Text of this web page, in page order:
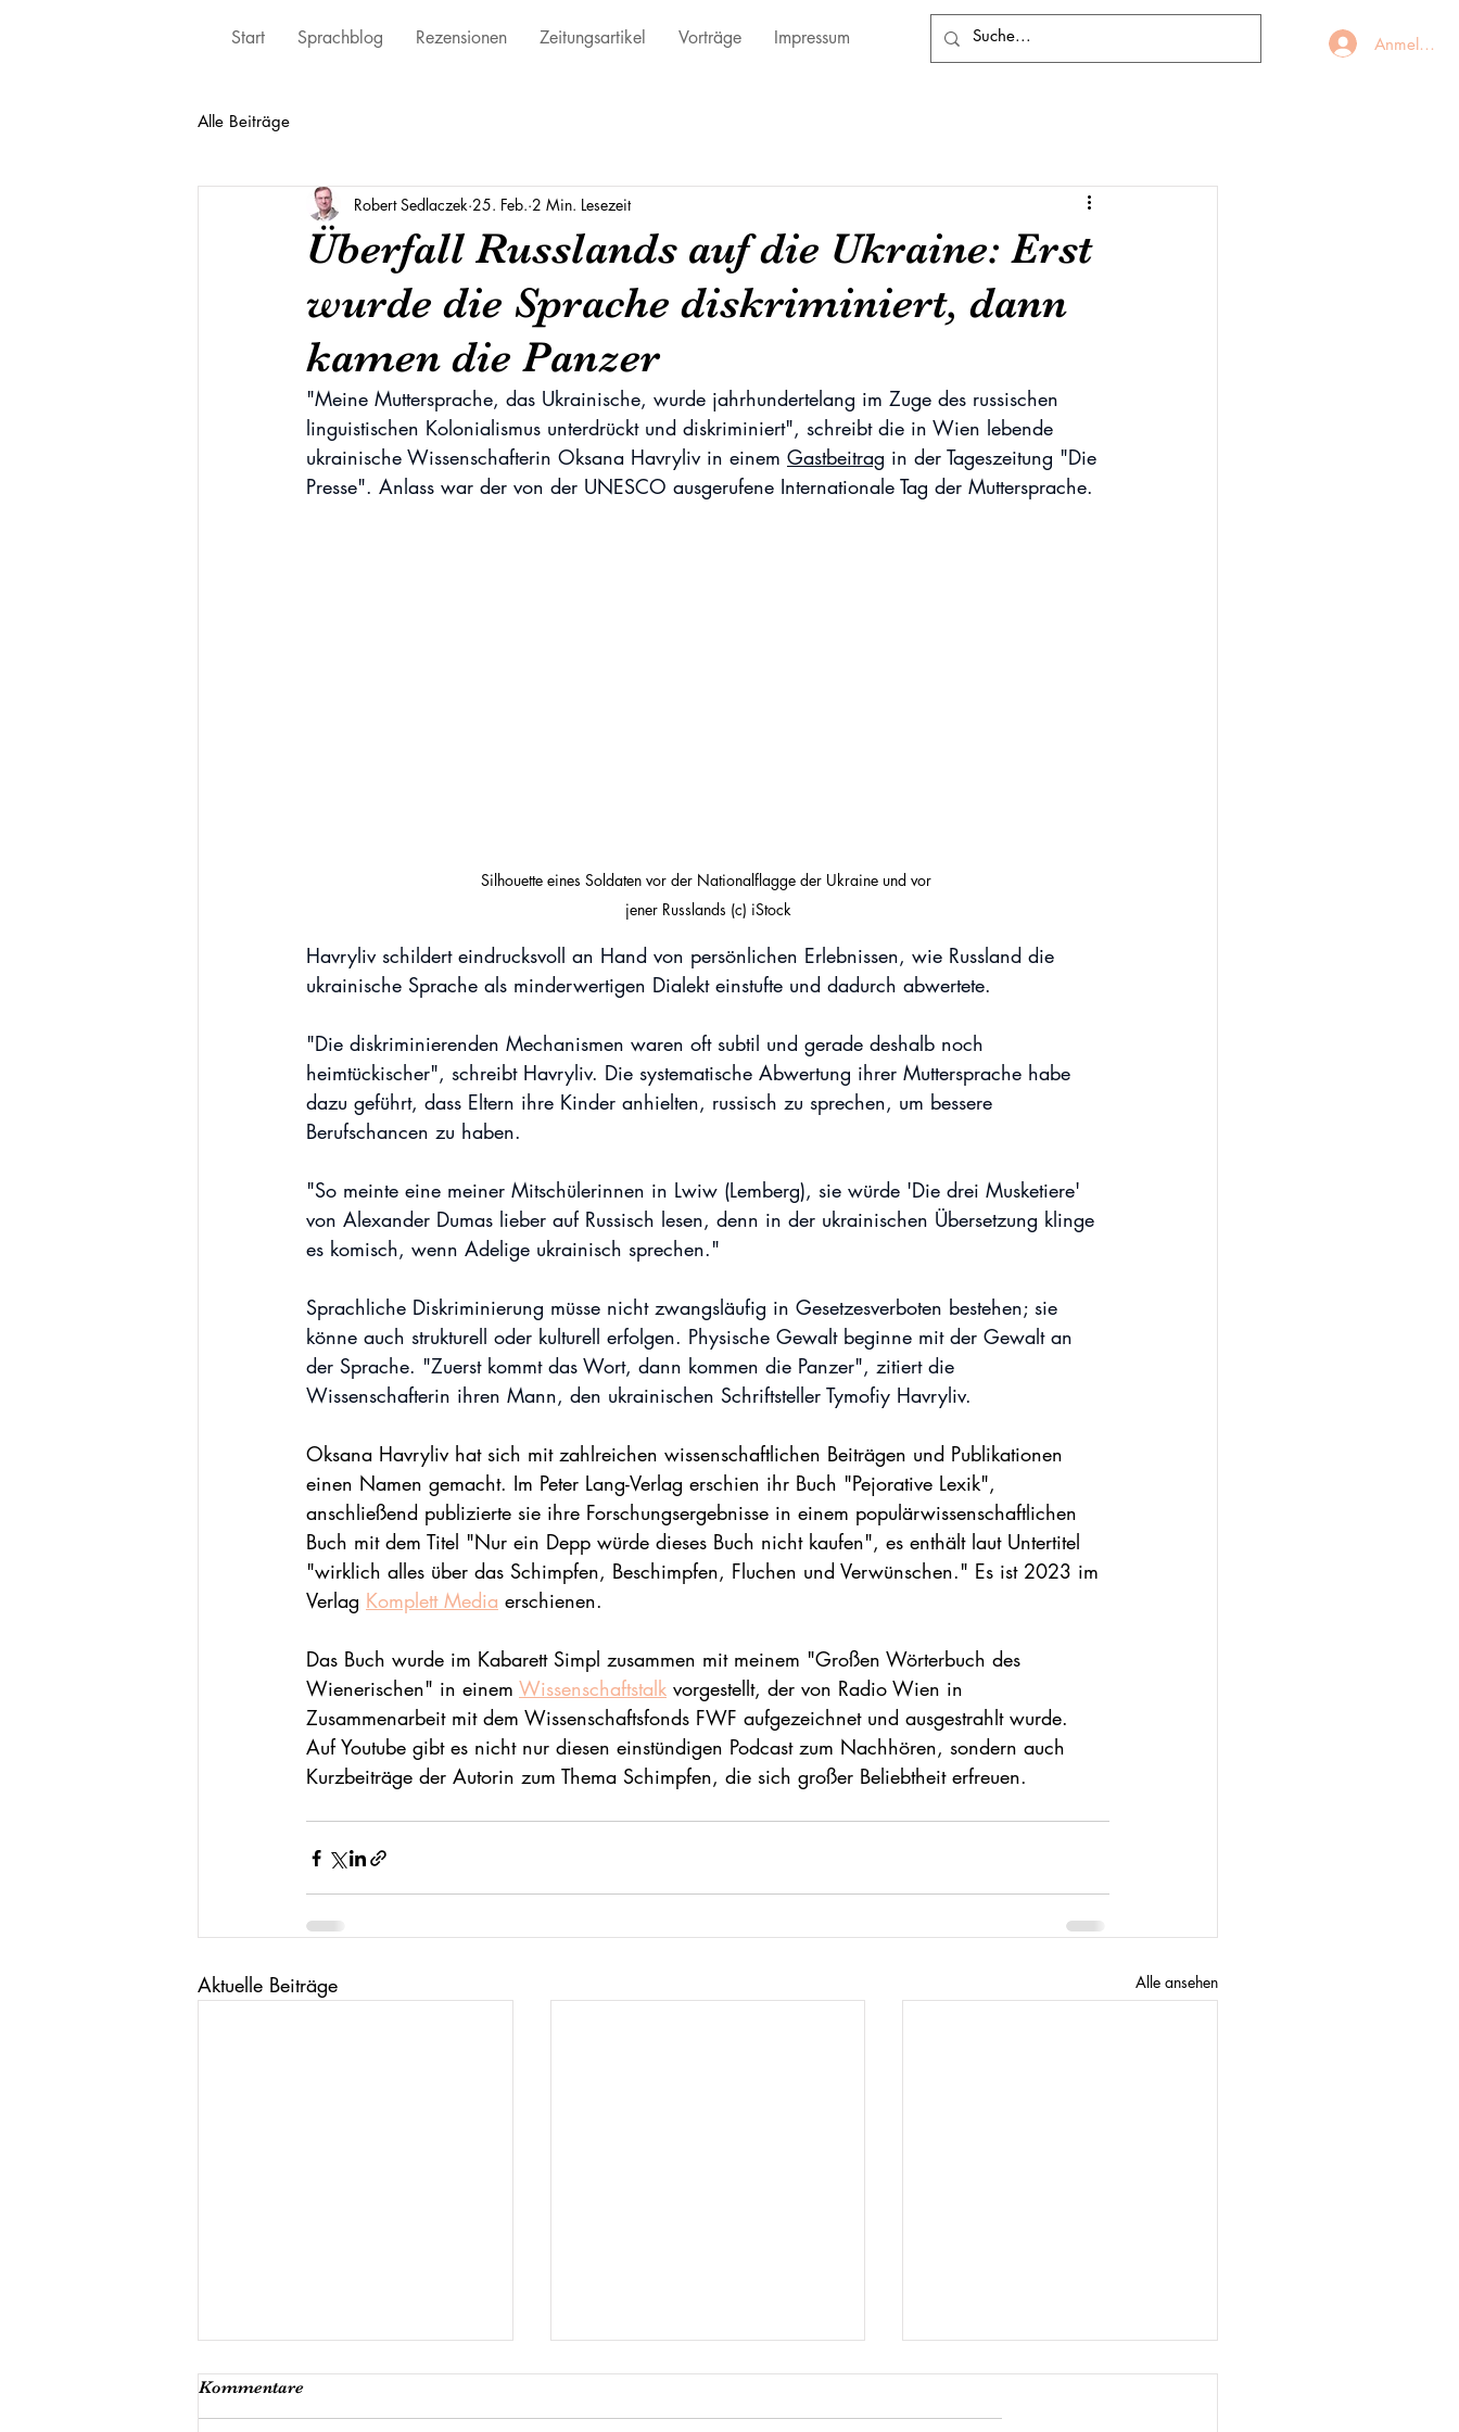
Start Sprachblog Rezensionen Zeitungsartikel Vorträge Impressum Anmelden
Alle Beiträge
Überfall Russlands auf die Ukraine: Erst
wurde die Sprache diskriminiert, dann
kamen die Panzer
Robert Sedlaczek 25. Feb. 2 Min. Lesezeit
"Meine Muttersprache, das Ukrainische, wurde jahrhundertelang im Zuge des russischen
linguistischen Kolonialismus unterdrückt und diskriminiert", schreibt die in Wien lebende
ukrainische Wissenschafterin Oksana Havryliv in einem Gastbeitrag in der Tageszeitung "Die
Presse". Anlass war der von der UNESCO ausgerufene Internationale Tag der Muttersprache.
Silhouette eines Soldaten vor der Nationalflagge der Ukraine und vor
jener Russlands (c) iStock
Havryliv schildert eindrucksvoll an Hand von persönlichen Erlebnissen, wie Russland die
ukrainische Sprache als minderwertigen Dialekt einstufte und dadurch abwertete.
"Die diskriminierenden Mechanismen waren oft subtil und gerade deshalb noch
heimtückischer", schreibt Havryliv. Die systematische Abwertung ihrer Muttersprache habe
dazu geführt, dass Eltern ihre Kinder anhielten, russisch zu sprechen, um bessere
Berufschancen zu haben.
"So meinte eine meiner Mitschülerinnen in Lwiw (Lemberg), sie würde 'Die drei Musketiere'
von Alexander Dumas lieber auf Russisch lesen, denn in der ukrainischen Übersetzung klinge
es komisch, wenn Adelige ukrainisch sprechen."
Sprachliche Diskriminierung müsse nicht zwangsläufig in Gesetzesverboten bestehen; sie
könne auch strukturell oder kulturell erfolgen. Physische Gewalt beginne mit der Gewalt an
der Sprache. "Zuerst kommt das Wort, dann kommen die Panzer", zitiert die
Wissenschafterin ihren Mann, den ukrainischen Schriftsteller Tymofiy Havryliv.
Oksana Havryliv hat sich mit zahlreichen wissenschaftlichen Beiträgen und Publikationen
einen Namen gemacht. Im Peter Lang-Verlag erschien ihr Buch "Pejorative Lexik",
anschließend publizierte sie ihre Forschungsergebnisse in einem populärwissenschaftlichen
Buch mit dem Titel "Nur ein Depp würde dieses Buch nicht kaufen", es enthält laut Untertitel
"wirklich alles über das Schimpfen, Beschimpfen, Fluchen und Verwünschen." Es ist 2023 im
Verlag Komplett Media erschienen.
Das Buch wurde im Kabarett Simpl zusammen mit meinem "Großen Wörterbuch des
Wienerischen" in einem Wissenschaftstalk vorgestellt, der von Radio Wien in
Zusammenarbeit mit dem Wissenschaftsfonds FWF aufgezeichnet und ausgestrahlt wurde.
Auf Youtube gibt es nicht nur diesen einstündigen Podcast zum Nachhören, sondern auch
Kurzbeiträge der Autorin zum Thema Schimpfen, die sich großer Beliebtheit erfreuen.
Aktuelle Beiträge Alle ansehen
Kommentare